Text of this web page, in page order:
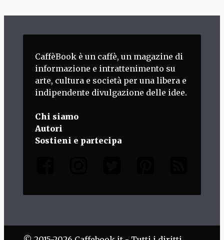
CaffèBook è un caffè, un magazine di
informazione e intrattenimento su
arte, cultura e società per una libera e
indipendente divulgazione delle idee.
Chi siamo
Autori
Sostieni e partecipa